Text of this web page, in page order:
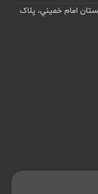
امام خميني، پلاک